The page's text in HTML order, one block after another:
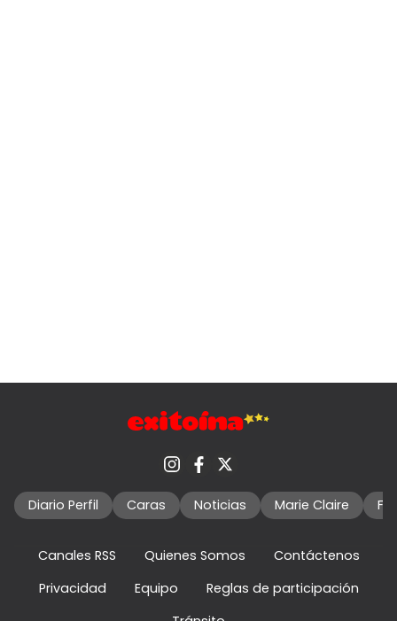
Diario Perfil Caras Noticias Marie Claire
Canales RSS Quienes Somos
Contáctenos
Privacidad
Equipo
Reglas de participación